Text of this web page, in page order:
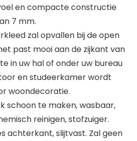
en compacte constructie
7 mm.
zal opvallen bij de open
past mooi aan de zijkant van
in uw hal of onder uw bureau
en studeerkamer wordt
woondecoratie.
schoon te maken, wasbaar,
reinigen, stofzuiger.
achterkant, slijtvast. Zal geen